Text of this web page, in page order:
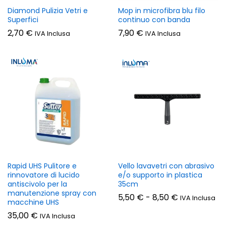
Diamond Pulizia Vetri e
Superfici
2,70 € IVA Inclusa
Mop in microfibra blu filo
continuo con banda
7,90 € IVA Inclusa
Rapid UHS Pulitore e
rinnovatore di lucido
antiscivolo per la
manutenzione spray con
macchine UHS
35,00 € IVA Inclusa
Vello lavavetri con abrasivo
e/o supporto in plastica
35cm
5,50 € - 8,50 € Fascia
IVA Inclusa